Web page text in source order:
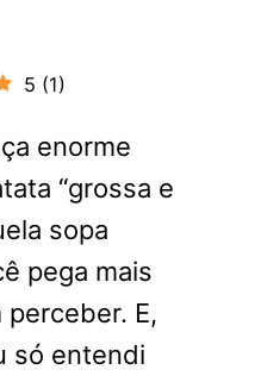
5 (1)
enorme
“grossa e
sopa
pega mais
E,
só entendi